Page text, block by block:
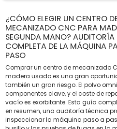
¿CÓMO ELEGIR UN CENTRO
MECANIZADO CNC PARA
SEGUNDA MANO? AUDITORÍA
COMPLETA DE LA MÁQUINA
PASO
Comprar un centro de mecanizado
madera usado es una gran
también un gran riesgo. El polvo
componentes clave, y el coste de
vacío es exorbitante. Esta guía
en resumen, una auditoría técnica
inspeccionar la máquina paso a